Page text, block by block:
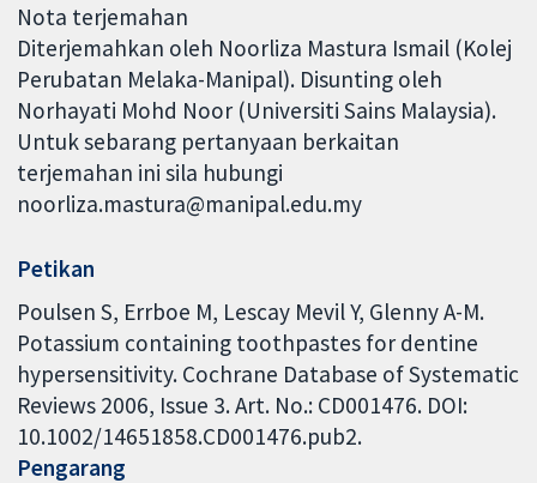
Nota terjemahan
Diterjemahkan oleh Noorliza Mastura Ismail (Kolej
Perubatan Melaka-Manipal). Disunting oleh
Norhayati Mohd Noor (Universiti Sains Malaysia).
Untuk sebarang pertanyaan berkaitan
terjemahan ini sila hubungi
noorliza.mastura@manipal.edu.my
Petikan
Poulsen S, Errboe M, Lescay Mevil Y, Glenny A-M.
Potassium containing toothpastes for dentine
hypersensitivity. Cochrane Database of Systematic
Reviews 2006, Issue 3. Art. No.: CD001476. DOI:
10.1002/14651858.CD001476.pub2.
Pengarang